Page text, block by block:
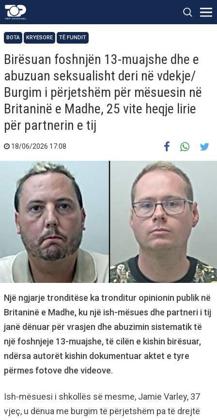
BOTA KRYESORE TË FUNDIT
Birësuan foshnjën 13-muajshe dhe e
abuzuan seksualisht deri në vdekje/
Burgim i përjetshëm për mësuesin në
Britaninë e Madhe, 25 vite heqje lirie
për partnerin e tij
18/06/2026 17:08
Një ngjarje tronditëse ka tronditur opinionin publik në
Britaninë e Madhe, ku një ish-mësues dhe partneri i tij
janë dënuar për vrasjen dhe abuzimin sistematik të
një foshnjeje 13-muajshe, të cilën e kishin birësuar,
ndërsa autorët kishin dokumentuar aktet e tyre
përmes fotove dhe videove.
Ish-mësuesi i shkollës së mesme, Jamie Varley, 37
vjeç, u dënua me burgim të përjetshëm pa të drejtë